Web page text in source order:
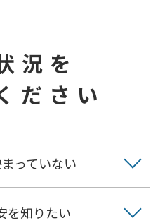
況を
ださい
っていない
を知りたい